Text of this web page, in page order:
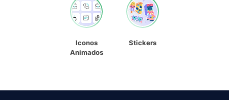
Iconos
Animados
Stickers